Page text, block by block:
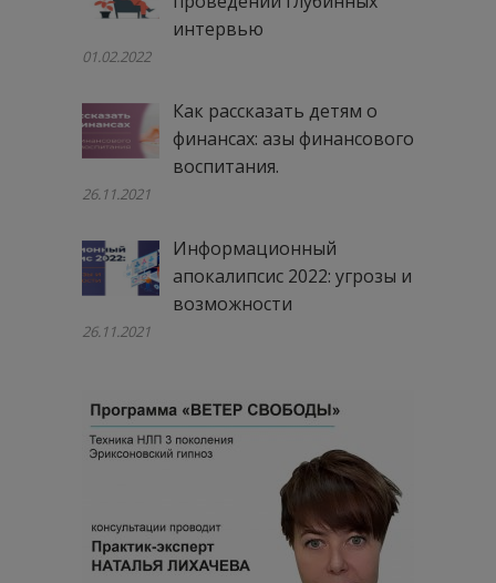
интервью
01.02.2022
Как рассказать детям о
финансах: азы финансового
воспитания.
26.11.2021
Информационный
апокалипсис 2022: угрозы и
возможности
26.11.2021